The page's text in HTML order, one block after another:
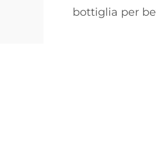
bottiglia per